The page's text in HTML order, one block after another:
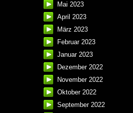
Mai 2023
April 2023
März 2023
Februar 2023
Januar 2023
Dezember 2022
November 2022
Oktober 2022
September 2022